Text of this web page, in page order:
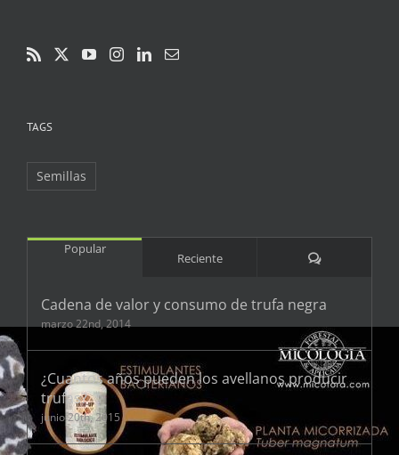
TAGS
Semillas
Popular
Reciente Comentarios
Cadena de valor y consumo de trufa negra
marzo 22nd, 2014
¿Cuantos años pueden los avellanos producir
trufas?
junio 20th, 2015